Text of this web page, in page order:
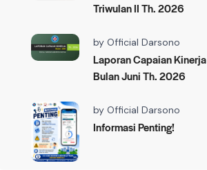
Triwulan II Th. 2026
by Official Darsono
Laporan Capaian Kinerja
Bulan Juni Th. 2026
by Official Darsono
Informasi Penting!